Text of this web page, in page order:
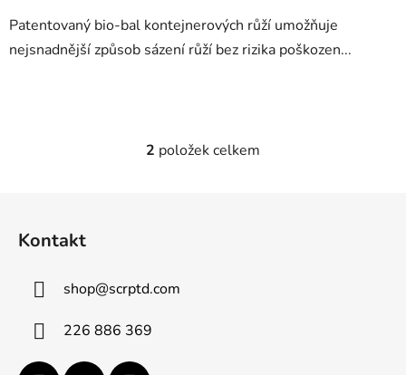
Patentovaný bio-bal kontejnerových růží umožňuje
nejsnadnější způsob sázení růží bez rizika poškozen...
O
2 položek celkem
Kontakt
shop@scrptd.com
226 886 369